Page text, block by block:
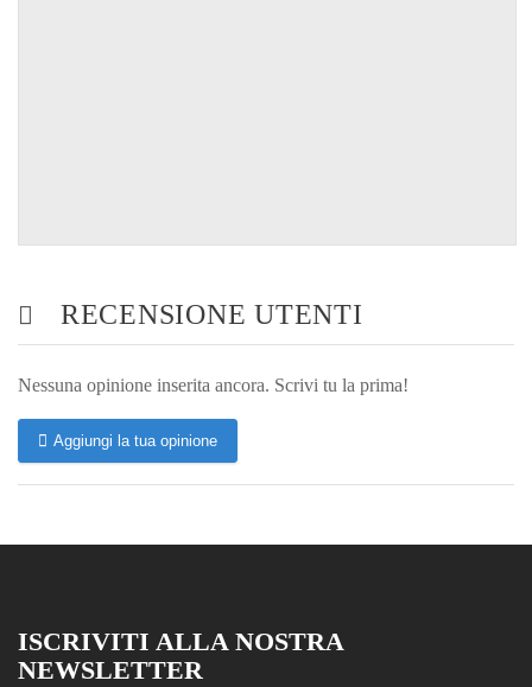
RECENSIONE UTENTI
Nessuna opinione inserita ancora. Scrivi tu la prima!
Aggiungi la tua opinione
ISCRIVITI ALLA NOSTRA
NEWSLETTER